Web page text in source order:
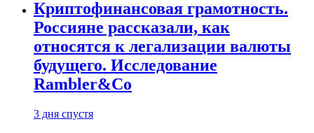
Криптофинансовая грамотность.
Россияне рассказали, как
относятся к легализации валюты
будущего. Исследование
Rambler&Co
3 дня спустя